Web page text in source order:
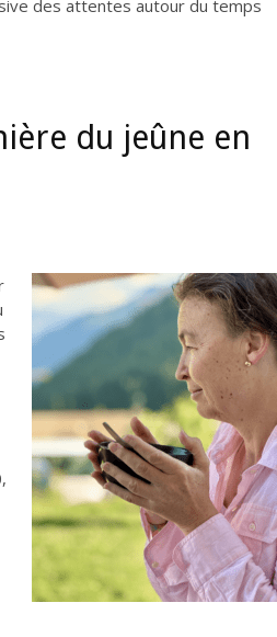
des attentes autour du temps
du jeûne en